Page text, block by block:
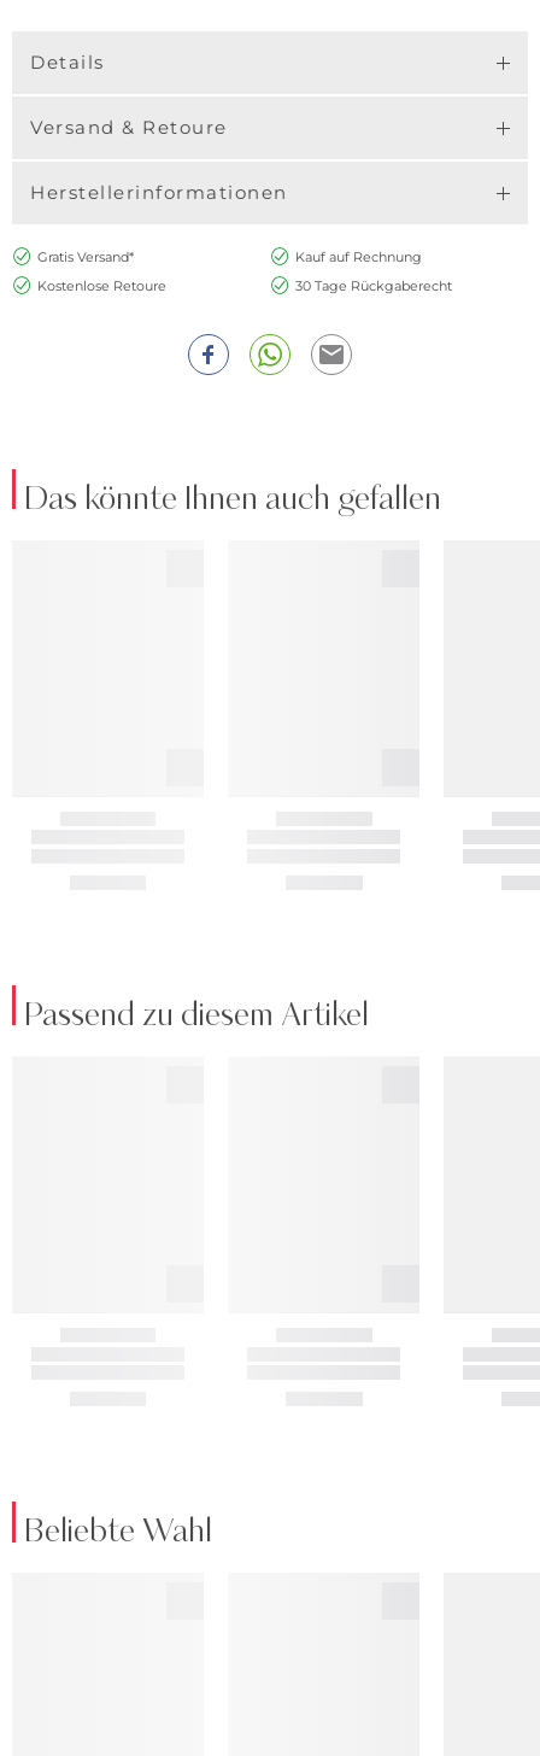
Details
Versand & Retoure
Herstellerinformationen
Gratis Versand*
Kauf auf Rechnung
Kostenlose Retoure
30 Tage Rückgaberecht
Das könnte Ihnen auch gefallen
Passend zu diesem Artikel
Beliebte Wahl